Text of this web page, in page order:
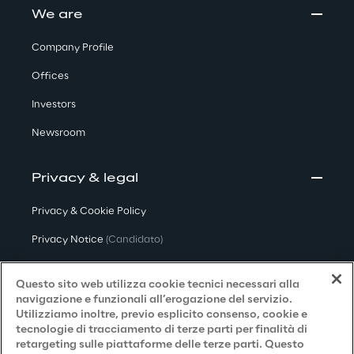
We are
Company Profile
Offices
Investors
Newsroom
Privacy & legal
Privacy & Cookie Policy
Privacy Notice (Candidato)
Privacy Notice(Fornitore)
Privacy Notice (Marketing)
Questo sito web utilizza cookie tecnici necessari alla
navigazione e funzionali all’erogazione del servizio.
Utilizziamo inoltre, previo esplicito consenso, cookie e
tecnologie di tracciamento di terze parti per finalità di
retargeting sulle piattaforme delle terze parti. Questo